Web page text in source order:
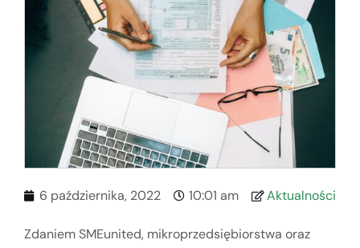
6 października, 2022 10:01 am Aktualności
Zdaniem SMEunited, mikroprzedsiębiorstwa oraz